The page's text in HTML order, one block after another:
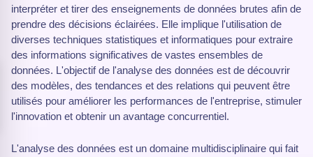
interpréter et tirer des enseignements de données brutes afin de
prendre des décisions éclairées. Elle implique l'utilisation de
diverses techniques statistiques et informatiques pour extraire
des informations significatives de vastes ensembles de
données. L'objectif de l'analyse des données est de découvrir
des modèles, des tendances et des relations qui peuvent être
utilisés pour améliorer les performances de l'entreprise, stimuler
l'innovation et obtenir un avantage concurrentiel.
L'analyse des données est un domaine multidisciplinaire qui fait